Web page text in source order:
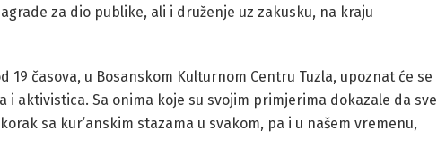
za dio publike, ali i druženje uz zakusku, na kraju
19 časova, u Bosanskom Kulturnom Centru Tuzla, upoznat će se
i aktivistica. Sa onima koje su svojim primjerima dokazale da sve
sa kur’anskim stazama u svakom, pa i u našem vremenu,